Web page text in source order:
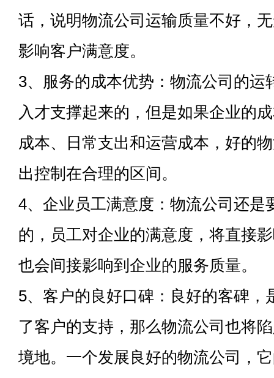
话，说明物流公司运输质量不好，
影响客户满意度。
3、服务的成本优势：物流公司的运
入才支撑起来的，但是如果企业的
成本、日常支出和运营成本，好的
出控制在合理的区间。
4、企业员工满意度：物流公司还是
的，员工对企业的满意度，将直接
也会间接影响到企业的服务质量。
5、客户的良好口碑：良好的客碑，
了客户的支持，那么物流公司也将
境地。一个发展良好的物流公司，